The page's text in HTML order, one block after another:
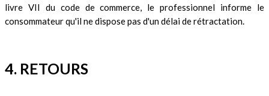
livre VII du code de commerce, le professionnel informe le
consommateur qu'il ne dispose pas d'un délai de rétractation.
4. RETOURS